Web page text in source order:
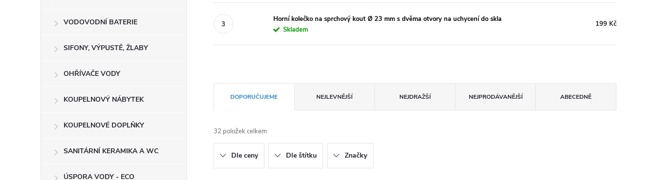
VODOVODNÍ BATERIE
SIFONY, VÝPUSTĚ, ŽLABY
OHŘÍVAČE VODY
KOUPELNOVÝ NÁBYTEK
KOUPELNOVÉ DOPLŇKY
SANITÁRNÍ KERAMIKA A WC
ÚSPORA VODY - ECO
Horní kolečko na sprchový kout Ø 23 mm s dvěma otvory na uchycení do skla
Skladem
199 Kč
a
z
e
DOPORUČUJEME NEJLEVNĚJŠÍ NEJDRAŽŠÍ NEJPRODÁVANĚJŠÍ ABECEDNĚ
32 položek celkem
Dle ceny Dle štítku Značky